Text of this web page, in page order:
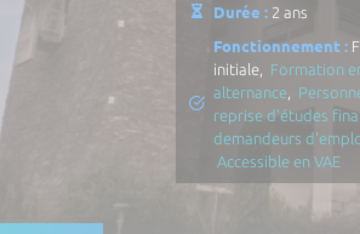
Durée : 2 ans
Fonctionnement :
initiale, Formation
alternance
reprise d'études
demandeurs
Accessible en VAE